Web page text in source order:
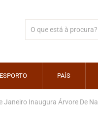
PAÍS
Janeiro Inaugura Árvore De